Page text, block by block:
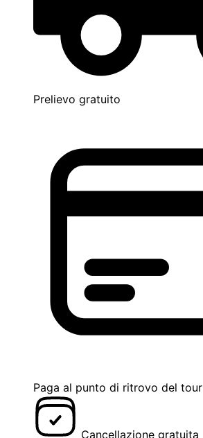
Prelievo gratuito
Paga al punto di ritrovo del tour
Cancellazione gratuita